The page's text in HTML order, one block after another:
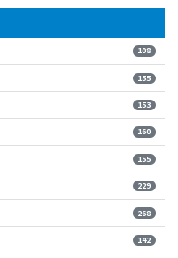
108
155
153
160
155
229
268
142